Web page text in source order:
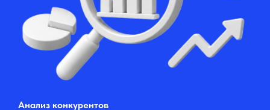
Анализ конкурентов